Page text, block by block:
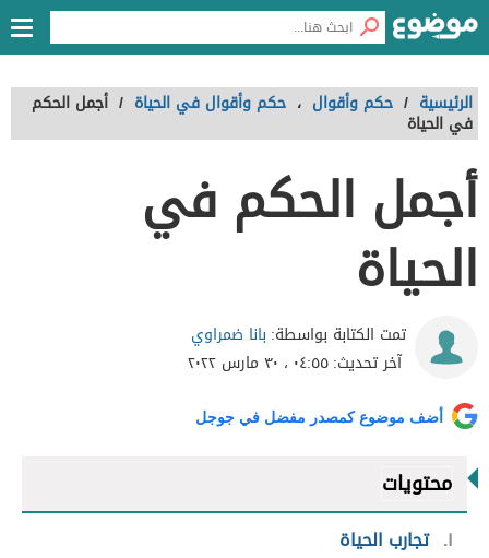
الرئيسية / حكم وأقوال ، حكم وأقوال في الحياة / أجمل الحكم
في الحياة
أجمل الحكم في
الحياة
تمت الكتابة بواسطة: بانا ضمراوي
آخر تحديث:٠٤:٥٥ ، ٣٠ مارس ٢٠٢٢
أضف موضوع كمصدر مفضل في جوجل
محتويات
١ تجارب الحياة